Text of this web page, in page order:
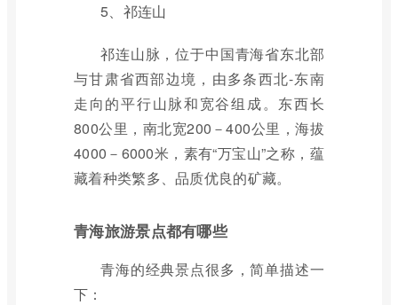
5、祁连山
祁连山脉，位于中国青海省东北部
与甘肃省西部边境，由多条西北-东南
走向的平行山脉和宽谷组成。东西长
800公里，南北宽200－400公里，海拔
4000－6000米，素有“万宝山”之称，蕴
藏着种类繁多、品质优良的矿藏。
青海旅游景点都有哪些
青海的经典景点很多，简单描述一
下：